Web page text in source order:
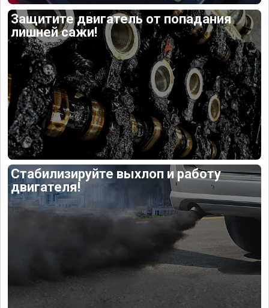
Защитите двигатель от попадания
лишней сажи!
Стабилизируйте выхлоп и работу
двигателя!